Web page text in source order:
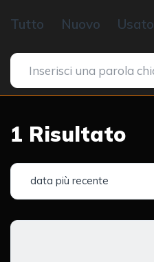
Tutto Nuovo Usato
1 Risultato
data più recente